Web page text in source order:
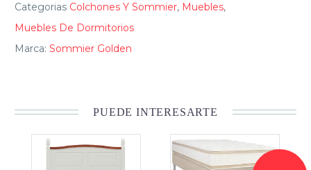
Categorias Colchones Y Sommier, Muebles,
Muebles De Dormitorios
Marca: Sommier Golden
PUEDE INTERESARTE